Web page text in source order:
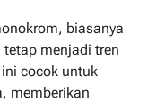
biasanya
menjadi tren
cocok untuk
memberikan